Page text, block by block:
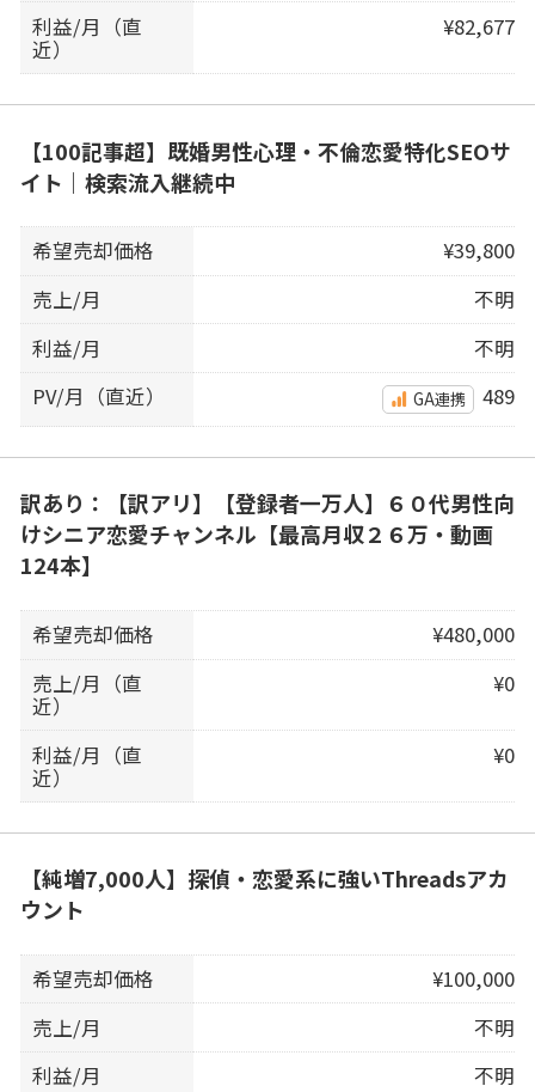
利益/月（直
近）
¥82,677
【100記事超】既婚男性心理・不倫恋愛特化SEOサ
イト｜検索流入継続中
希望売却価格
¥39,800
売上/月
不明
利益/月
不明
PV/月（直近）
GA連携 489
訳あり：【訳アリ】【登録者一万人】６０代男性向
けシニア恋愛チャンネル【最高月収２６万・動画
124本】
希望売却価格
¥480,000
売上/月（直
近）
¥0
利益/月（直
近）
¥0
【純増7,000人】探偵・恋愛系に強いThreadsアカ
ウント
希望売却価格
¥100,000
売上/月
不明
利益/月
不明